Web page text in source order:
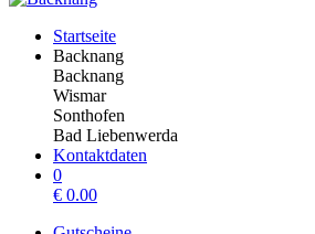
Startseite
Backnang
Backnang
Wismar
Sonthofen
Bad Liebenwerda
Kontaktdaten
0
€ 0.00